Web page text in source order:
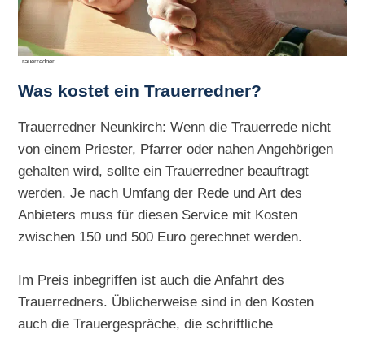
Trauerredner
Was kostet ein Trauerredner?
Trauerredner Neunkirch: Wenn die Trauerrede nicht
von einem Priester, Pfarrer oder nahen Angehörigen
gehalten wird, sollte ein Trauerredner beauftragt
werden. Je nach Umfang der Rede und Art des
Anbieters muss für diesen Service mit Kosten
zwischen 150 und 500 Euro gerechnet werden.
Im Preis inbegriffen ist auch die Anfahrt des
Trauerredners. Üblicherweise sind in den Kosten
auch die Trauergespräche, die schriftliche